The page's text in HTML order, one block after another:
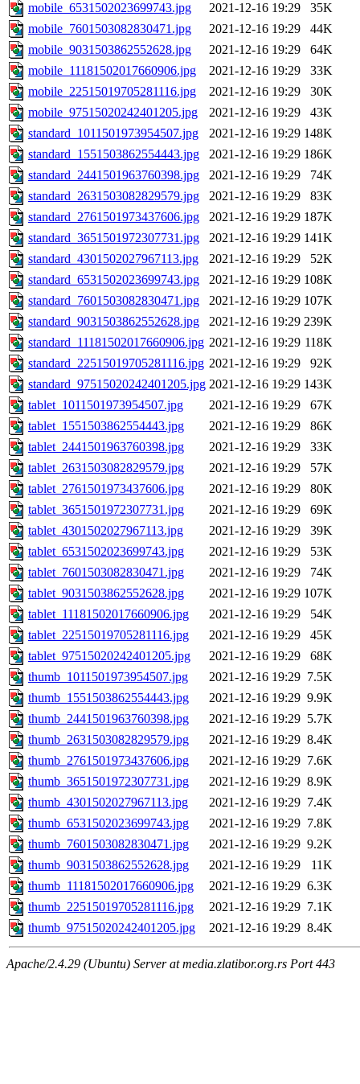
mobile_6531502023699743.jpg
2021-12-16 19:29
35K
mobile_7601503082830471.jpg
2021-12-16 19:29
44K
mobile_9031503862552628.jpg
2021-12-16 19:29
64K
mobile_11181502017660906.jpg
2021-12-16 19:29
33K
mobile_22515019705281116.jpg
2021-12-16 19:29
30K
mobile_97515020242401205.jpg
2021-12-16 19:29
43K
standard_1011501973954507.jpg
2021-12-16 19:29 148K
standard_1551503862554443.jpg
2021-12-16 19:29 186K
standard_2441501963760398.jpg
2021-12-16 19:29
74K
standard_2631503082829579.jpg
2021-12-16 19:29
83K
standard_2761501973437606.jpg
2021-12-16 19:29 187K
standard_3651501972307731.jpg
2021-12-16 19:29 141K
standard_4301502027967113.jpg
2021-12-16 19:29
52K
standard_6531502023699743.jpg
2021-12-16 19:29 108K
standard_7601503082830471.jpg
2021-12-16 19:29 107K
standard_9031503862552628.jpg
2021-12-16 19:29 239K
standard_11181502017660906.jpg 2021-12-16 19:29 118K
standard_22515019705281116.jpg 2021-12-16 19:29
92K
standard_97515020242401205.jpg 2021-12-16 19:29 143K
tablet_1011501973954507.jpg
2021-12-16 19:29
67K
tablet_1551503862554443.jpg
2021-12-16 19:29
86K
tablet_2441501963760398.jpg
2021-12-16 19:29
33K
tablet_2631503082829579.jpg
2021-12-16 19:29
57K
tablet_2761501973437606.jpg
2021-12-16 19:29
80K
tablet_3651501972307731.jpg
2021-12-16 19:29
69K
tablet_4301502027967113.jpg
2021-12-16 19:29
39K
tablet_6531502023699743.jpg
2021-12-16 19:29
53K
tablet_7601503082830471.jpg
2021-12-16 19:29
74K
tablet_9031503862552628.jpg
2021-12-16 19:29 107K
tablet_11181502017660906.jpg
2021-12-16 19:29
54K
tablet_22515019705281116.jpg
2021-12-16 19:29
45K
tablet_97515020242401205.jpg
2021-12-16 19:29
68K
thumb_1011501973954507.jpg
2021-12-16 19:29 7.5K
thumb_1551503862554443.jpg
2021-12-16 19:29 9.9K
thumb_2441501963760398.jpg
2021-12-16 19:29 5.7K
thumb_2631503082829579.jpg
2021-12-16 19:29 8.4K
thumb_2761501973437606.jpg
2021-12-16 19:29 7.6K
thumb_3651501972307731.jpg
2021-12-16 19:29 8.9K
thumb_4301502027967113.jpg
2021-12-16 19:29 7.4K
thumb_6531502023699743.jpg
2021-12-16 19:29 7.8K
thumb_7601503082830471.jpg
2021-12-16 19:29 9.2K
thumb_9031503862552628.jpg
2021-12-16 19:29
11K
thumb_11181502017660906.jpg
2021-12-16 19:29 6.3K
thumb_22515019705281116.jpg
2021-12-16 19:29 7.1K
thumb_97515020242401205.jpg
2021-12-16 19:29 8.4K
Apache/2.4.29 (Ubuntu) Server at media.zlatibor.org.rs Port 443